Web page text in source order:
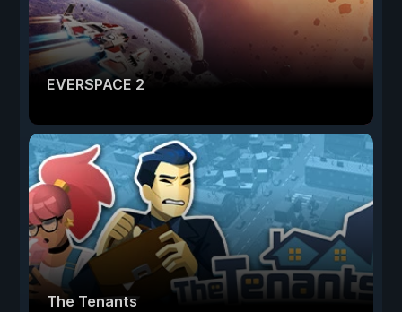
EVERSPACE 2
The Tenants